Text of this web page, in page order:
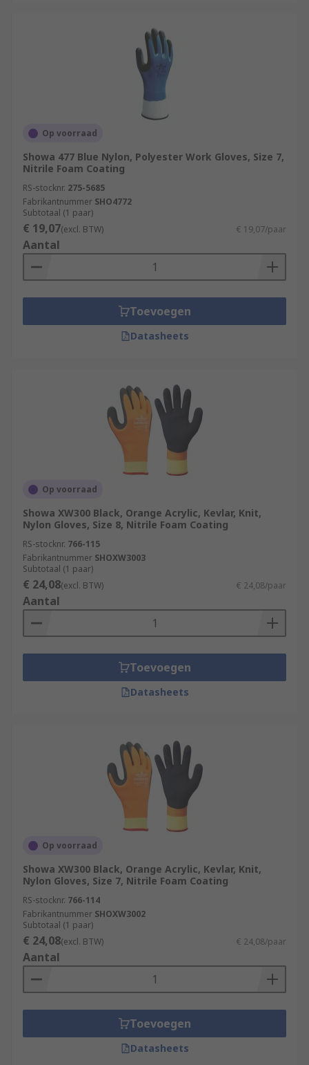
Op voorraad
Showa 477 Blue Nylon, Polyester Work Gloves, Size 7,
Nitrile Foam Coating
RS-stocknr. 275-5685
Fabrikantnummer SHO4772
Subtotaal (1 paar)
€ 19,07(excl. BTW) € 19,07/paar
Aantal
Toevoegen
Datasheets
Op voorraad
Showa XW300 Black, Orange Acrylic, Kevlar, Knit,
Nylon Gloves, Size 8, Nitrile Foam Coating
RS-stocknr. 766-115
Fabrikantnummer SHOXW3003
Subtotaal (1 paar)
€ 24,08(excl. BTW) € 24,08/paar
Aantal
Toevoegen
Datasheets
Op voorraad
Showa XW300 Black, Orange Acrylic, Kevlar, Knit,
Nylon Gloves, Size 7, Nitrile Foam Coating
RS-stocknr. 766-114
Fabrikantnummer SHOXW3002
Subtotaal (1 paar)
€ 24,08(excl. BTW) € 24,08/paar
Aantal
Toevoegen
Datasheets